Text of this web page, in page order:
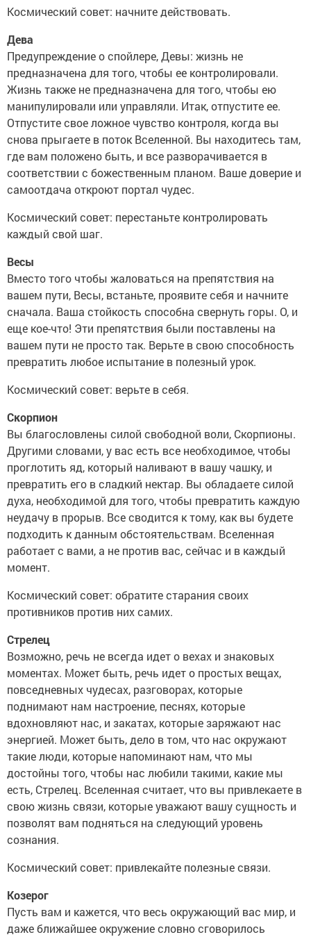
Космический совет: начните действовать.
Дева
Предупреждение о спойлере, Девы: жизнь не
предназначена для того, чтобы ее контролировали.
Жизнь также не предназначена для того, чтобы ею
манипулировали или управляли. Итак, отпустите ее.
Отпустите свое ложное чувство контроля, когда вы
снова прыгаете в поток Вселенной. Вы находитесь там,
где вам положено быть, и все разворачивается в
соответствии с божественным планом. Ваше доверие и
самоотдача откроют портал чудес.
Космический совет: перестаньте контролировать
каждый свой шаг.
Весы
Вместо того чтобы жаловаться на препятствия на
вашем пути, Весы, встаньте, проявите себя и начните
сначала. Ваша стойкость способна свернуть горы. О, и
еще кое-что! Эти препятствия были поставлены на
вашем пути не просто так. Верьте в свою способность
превратить любое испытание в полезный урок.
Космический совет: верьте в себя.
Скорпион
Вы благословлены силой свободной воли, Скорпионы.
Другими словами, у вас есть все необходимое, чтобы
проглотить яд, который наливают в вашу чашку, и
превратить его в сладкий нектар. Вы обладаете силой
духа, необходимой для того, чтобы превратить каждую
неудачу в прорыв. Все сводится к тому, как вы будете
подходить к данным обстоятельствам. Вселенная
работает с вами, а не против вас, сейчас и в каждый
момент.
Космический совет: обратите старания своих
противников против них самих.
Стрелец
Возможно, речь не всегда идет о вехах и знаковых
моментах. Может быть, речь идет о простых вещах,
повседневных чудесах, разговорах, которые
поднимают нам настроение, песнях, которые
вдохновляют нас, и закатах, которые заряжают нас
энергией. Может быть, дело в том, что нас окружают
такие люди, которые напоминают нам, что мы
достойны того, чтобы нас любили такими, какие мы
есть, Стрелец. Вселенная считает, что вы привлекаете в
свою жизнь связи, которые уважают вашу сущность и
позволят вам подняться на следующий уровень
сознания.
Космический совет: привлекайте полезные связи.
Козерог
Пусть вам и кажется, что весь окружающий вас мир, и
даже ближайшее окружение словно сговорилось